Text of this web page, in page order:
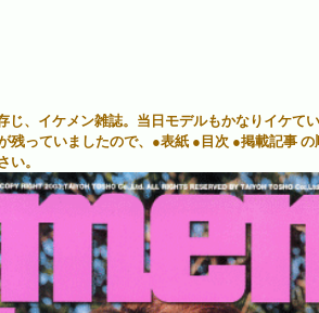
じ、イケメン雑誌。当日モデルもかなりイケて
残っていましたので、●表紙 ●目次 ●掲載記事
い。